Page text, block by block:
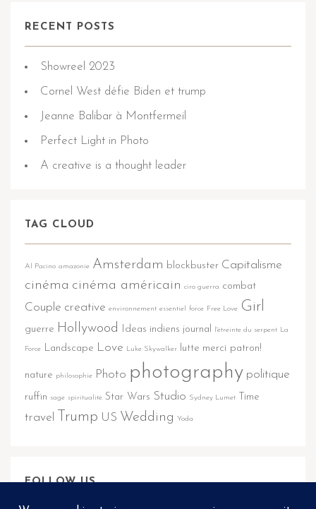
RECENT POSTS
Showreel 2023
Cornel West défie Biden et trump
Jeanne Balibar à Montfermeil
Perfect Light in Photo
A creative is a thought leader
TAG CLOUD
Al Pacino amazonie Amsterdam blockbuster Capitalisme
cinéma cinéma américain ciro guerra combat
Couple creative environnement essentiel force Free Love Girl
guerre Hollywood Ideas indiens journal l'étreinte du serpent La
Force Landscape Love Luke Skywalker lutte merci patron!
nature philosophie Photo photography politique
ruffin sage spiritualité Star Wars Studio Sydney Lumet Time
travel Trump US Wedding Yoda
FOLLOW US